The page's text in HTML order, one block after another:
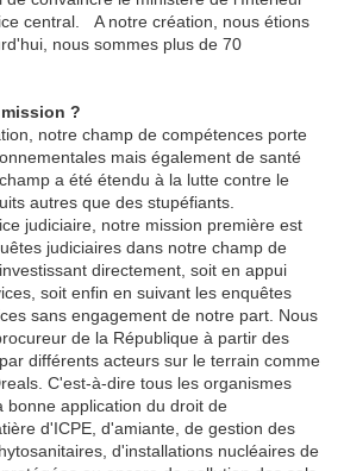
central. A notre création, nous étions
nous sommes plus de 70
?
notre champ de compétences porte
mais également de santé
a été étendu à la lutte contre le
autres que des stupéfiants.
judiciaire, notre mission première est
judiciaires dans notre champ de
directement, soit en appui
soit enfin en suivant les enquêtes
sans engagement de notre part. Nous
de la République à partir des
différents acteurs sur le terrain comme
C'est-à-dire tous les organismes
bonne application du droit de
d'ICPE, d'amiante, de gestion des
d'installations nucléaires de